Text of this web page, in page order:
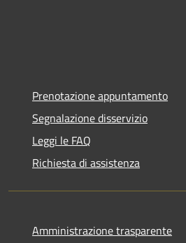
Prenotazione appuntamento
Segnalazione disservizio
Leggi le FAQ
Richiesta di assistenza
Amministrazione trasparente